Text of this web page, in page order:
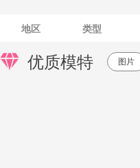
地区 类型
优质模特 图片